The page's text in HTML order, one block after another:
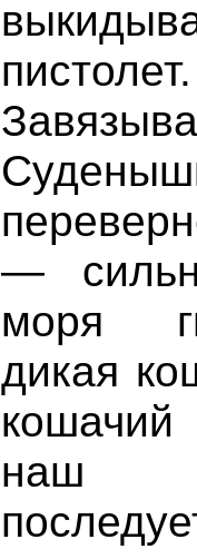
пистолет.
—
моря
дикая
наш